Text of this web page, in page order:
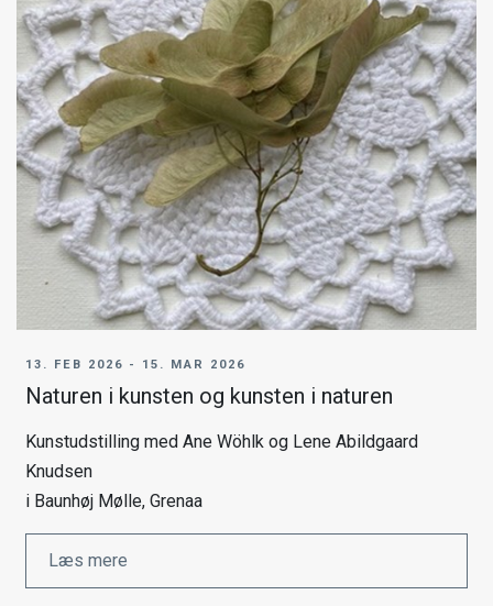
13. FEB 2026 - 15. MAR 2026
Naturen i kunsten og kunsten i naturen
Kunstudstilling med Ane Wöhlk og Lene Abildgaard
Knudsen
i Baunhøj Mølle, Grenaa
Læs mere